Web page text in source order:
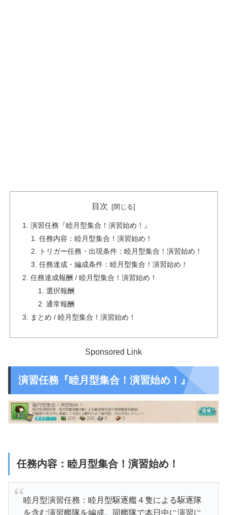
目次
演習任務『睦月型集合！演習始め！』
任務内容：睦月型集合！演習始め！
トリガー任務・出現条件：睦月型集合！演習始め！
任務達成・編成条件：睦月型集合！演習始め！
任務達成報酬 / 睦月型集合！演習始め！
選択報酬
通常報酬
まとめ / 睦月型集合！演習始め！
Sponsored Link
演習任務『睦月型集合！演習始め！』
任務内容：睦月型集合！演習始め！
睦月型演習任務： 睦月型駆逐艦４隻による駆逐隊
を含む演習艦隊を編成。同艦隊で本日中に演習に